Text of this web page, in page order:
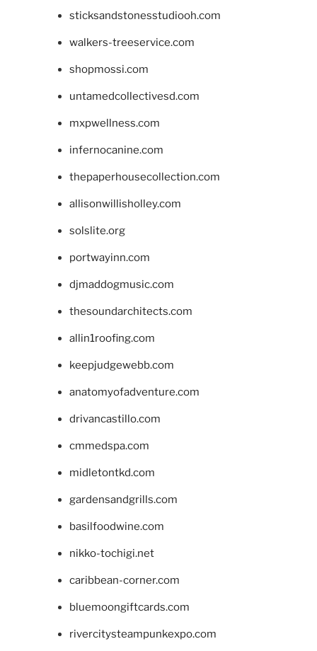
sticksandstonesstudiooh.com
walkers-treeservice.com
shopmossi.com
untamedcollectivesd.com
mxpwellness.com
infernocanine.com
thepaperhousecollection.com
allisonwillisholley.com
solslite.org
portwayinn.com
djmaddogmusic.com
thesoundarchitects.com
allin1roofing.com
keepjudgewebb.com
anatomyofadventure.com
drivancastillo.com
cmmedspa.com
midletontkd.com
gardensandgrills.com
basilfoodwine.com
nikko-tochigi.net
caribbean-corner.com
bluemoongiftcards.com
rivercitysteampunkexpo.com